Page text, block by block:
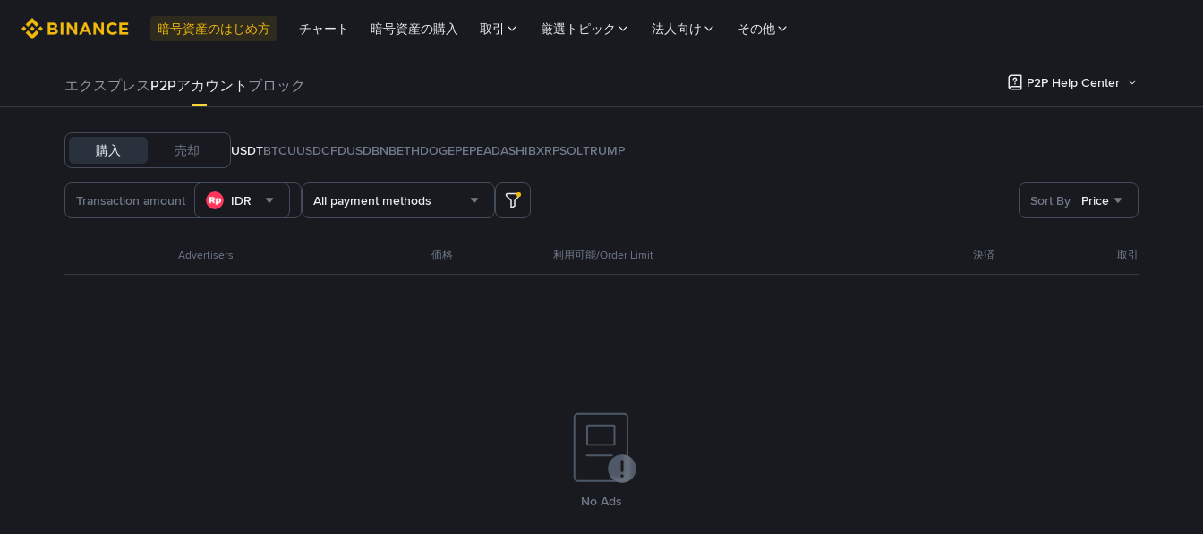
暗号資産のはじめ方 チャート 暗号資産の購入 取引 厳選トピック 法人向け その他
エクスプレスP2Pアカウント ブロック P2P Help Center
購入 売却 USDTBTCUUSDCFDUSDBNBETHDOGEPEPEADASHIBXRPSOLTRUMP
IDR All payment methods Sort By Price
Advertisers 価格 利用可能/Order Limit 決済 取引
No Ads